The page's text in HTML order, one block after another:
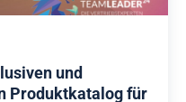
und
Produktkatalog für